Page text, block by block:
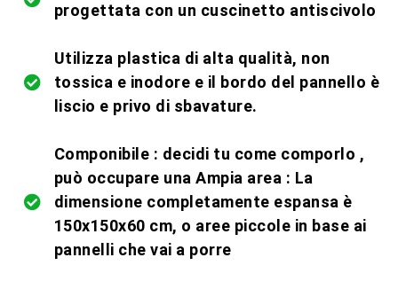
progettata con un cuscinetto antiscivolo
Utilizza plastica di alta qualità, non
tossica e inodore e il bordo del pannello è
liscio e privo di sbavature.
Componibile : decidi tu come comporlo ,
può occupare una Ampia area : La
dimensione completamente espansa è
150x150x60 cm, o aree piccole in base ai
pannelli che vai a porre